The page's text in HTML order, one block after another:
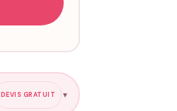
DEVIS GRATUIT ▼